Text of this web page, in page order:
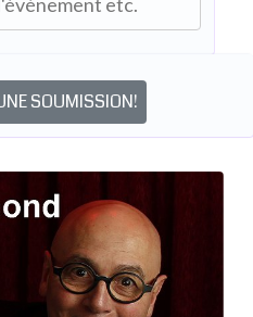
SOUMISSION!